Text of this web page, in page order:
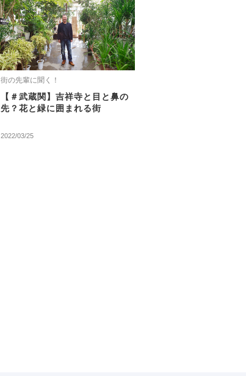
街の先輩に聞く！
【＃武蔵関】吉祥寺と目と鼻の
先？花と緑に囲まれる街
2022/03/25